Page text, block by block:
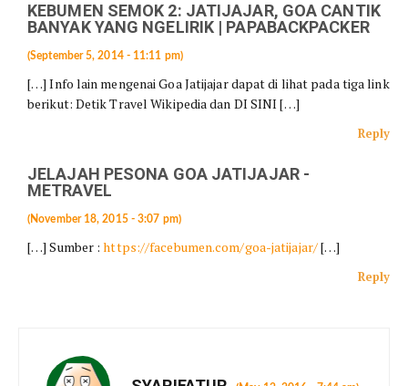
KEBUMEN SEMOK 2: JATIJAJAR, GOA CANTIK
BANYAK YANG NGELIRIK | PAPABACKPACKER
(September 5, 2014 - 11:11 pm)
[…] Info lain mengenai Goa Jatijajar dapat di lihat pada tiga link
berikut: Detik Travel Wikipedia dan DI SINI […]
Reply
JELAJAH PESONA GOA JATIJAJAR -
METRAVEL
(November 18, 2015 - 3:07 pm)
[…] Sumber :https://facebumen.com/goa-jatijajar/[…]
Reply